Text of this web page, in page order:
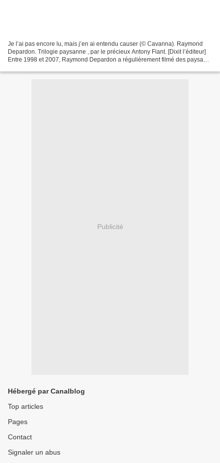
Je l’ai pas encore lu, mais j’en ai entendu causer (© Cavanna). Raymond
Depardon. Trilogie paysanne , par le précieux Antony Fiant. [Dixit l’éditeur]
Entre 1998 et 2007, Raymond Depardon a régulièrement filmé des paysans
Publicité
Hébergé par Canalblog
Top articles
Pages
Contact
Signaler un abus